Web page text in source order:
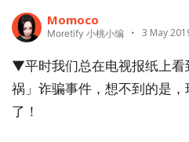
Momoco
Moretify 小桃小编 3 May
▼平时我们总在电视报纸上看
祸」诈骗事件，想不到的是
了！